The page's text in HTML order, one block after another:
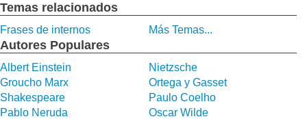
Temas relacionados
Frases de internos Más Temas...
Autores Populares
Albert Einstein
Nietzsche
Groucho Marx
Ortega y Gasset
Shakespeare
Paulo Coelho
Pablo Neruda
Oscar Wilde